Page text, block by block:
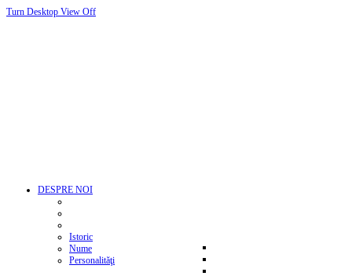
Turn Desktop View Off
DESPRE NOI
Istoric
Nume
Personalităţi